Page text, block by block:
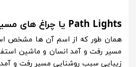
Path Lights یا چراغ های
همان طور که از اسم آن ها مشخص
مسیر رفت و آمد انسان و ماشین
زیبایی سبب روشنایی مسیر رفت و